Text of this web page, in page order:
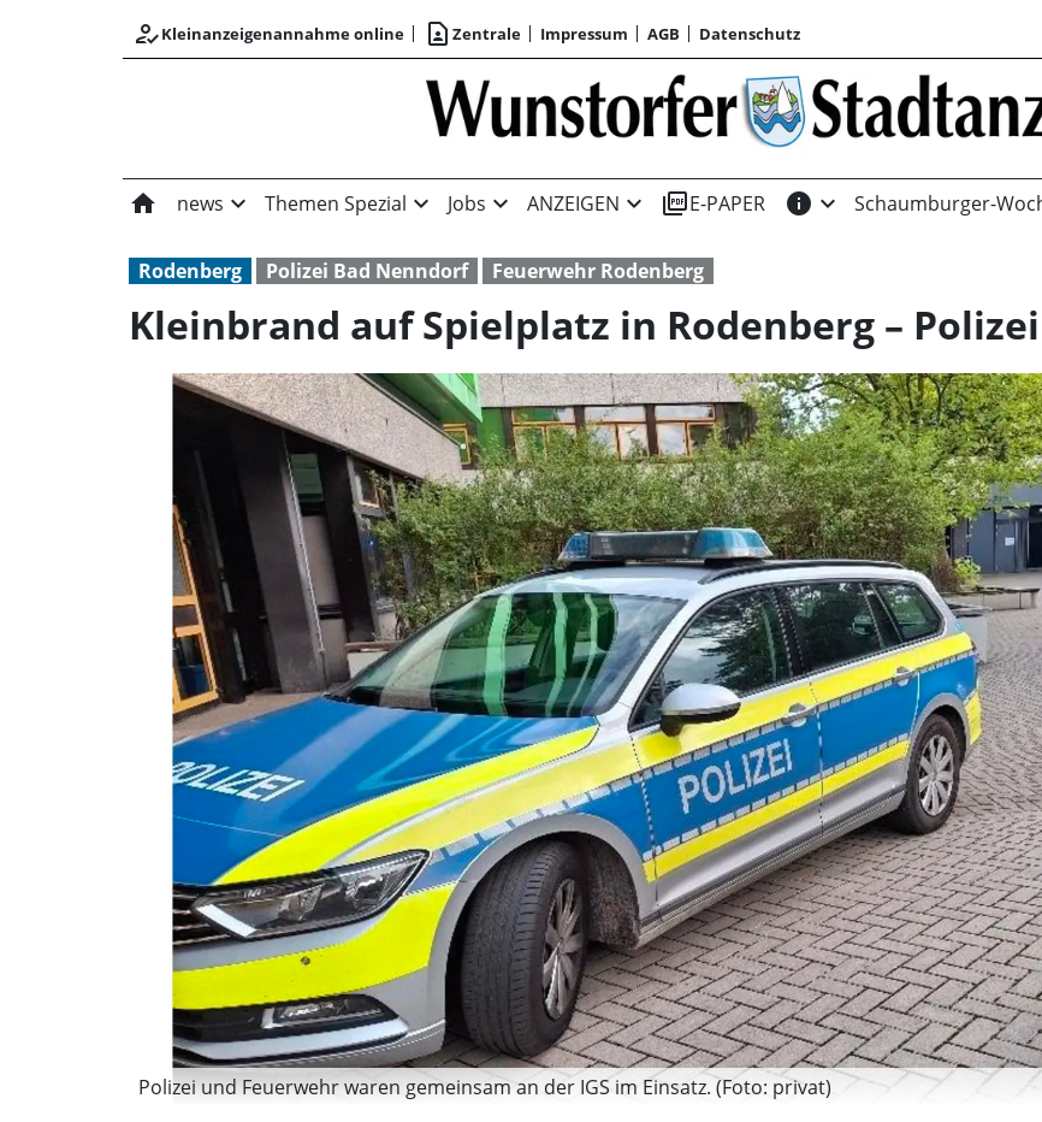
how_to_regKleinanzeigenannahme online contact_page Zentrale Impressum AGB Datenschutz
home news expand_more Themen Spezial expand_more Jobs expand_more ANZEIGEN expand_more picture_as_pdfE-PAPER info expand_more Schaumburger-
Rodenberg Polizei Bad Nenndorf Feuerwehr Rodenberg
Kleinbrand auf Spielplatz in Rodenberg –
Polizei und Feuerwehr waren gemeinsam an der IGS im Einsatz. (Foto: privat)